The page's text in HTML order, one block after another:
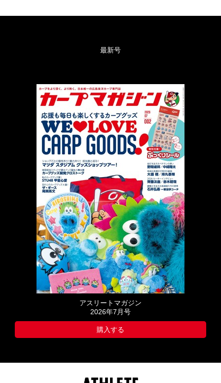
最新号
アスリートマガジン
2026年7月号
購入する